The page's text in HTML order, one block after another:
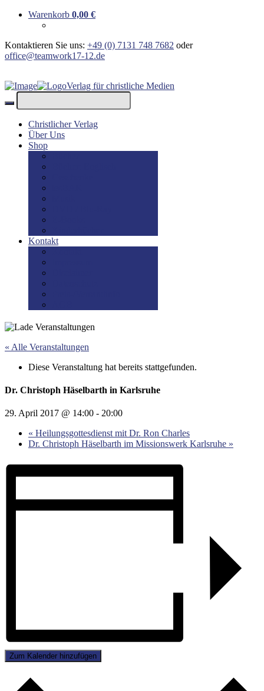
Warenkorb 0,00 €
Kontaktieren Sie uns: +49 (0) 7131 748 7682 oder
office@teamwork17-12.de
Verlag für christliche Medien
Christlicher Verlag
Über Uns
Shop
Kontakt
« Alle Veranstaltungen
Diese Veranstaltung hat bereits stattgefunden.
Dr. Christoph Häselbarth in Karlsruhe
29. April 2017 @ 14:00 - 20:00
« Heilungsgottesdienst mit Dr. Ron Charles
Dr. Christoph Häselbarth im Missionswerk Karlsruhe »
Zum Kalender hinzufügen